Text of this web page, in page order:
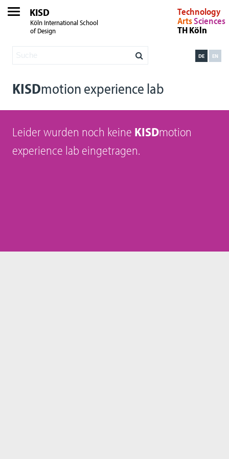
KISD
Köln International School
of Design
Technology
ArtsSciences
TH Köln
EN
DE
KISDmotion experience lab
Leider wurden noch keine KISDmotion
experience lab eingetragen.